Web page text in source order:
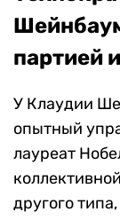
партией
У Клаудии
опытный
лауреат
другого